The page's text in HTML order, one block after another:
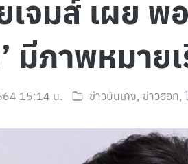
เจมส์ เผย พ
มีภาพหมาย
15:14 น. ข่าวบันเทิง, ข่าวฮอท,